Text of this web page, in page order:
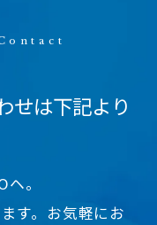
せは下記より
。
す。お気軽にお